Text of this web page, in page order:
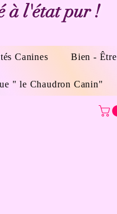
à l'état pur !
Canines Bien - Être
" le Chaudron Canin"